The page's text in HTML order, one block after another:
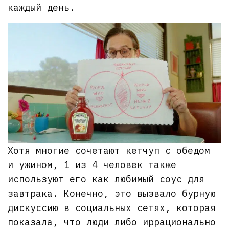
каждый день.
Хотя многие сочетают кетчуп с обедом
и ужином, 1 из 4 человек также
используют его как любимый соус для
завтрака. Конечно, это вызвало бурную
дискуссию в социальных сетях, которая
показала, что люди либо иррационально